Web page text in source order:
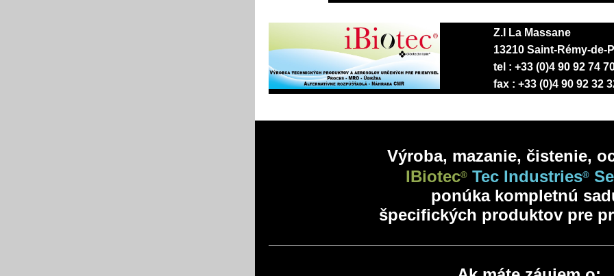
Z.I La Massane
13210 Saint-Rémy-de-
tel : +33 (0)4 90 92 74
fax : +33 (0)4 90 92 32
Výroba, mazanie, čistenie,
IBiotec® Tec Industries®
ponúka kompletnú
špecifických produktov pre